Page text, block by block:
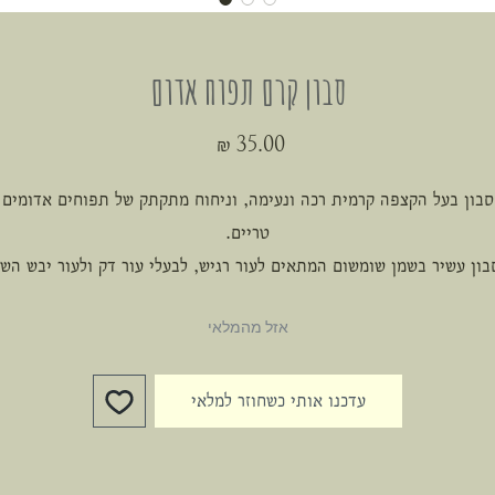
סבון קרם תפוח אדום
‏35.00 ‏₪
סבון בעל הקצפה קרמית רכה ונעימה, וניחוח מתקתק של תפוחים אדומים
טריים.
עשיר בשמן שומשום המתאים לעור רגיש, לבעלי עור דק ולעור יבש
עשוי מחומרי גלם טבעיים טבעוניים טריים ואיכותיים ללא פשרות המנקים
מזינים ומטפחים את העור ושומרים על עליו וגם על הסביבה.
אזל מהמלאי
עדכנו אותי כשחוזר למלאי